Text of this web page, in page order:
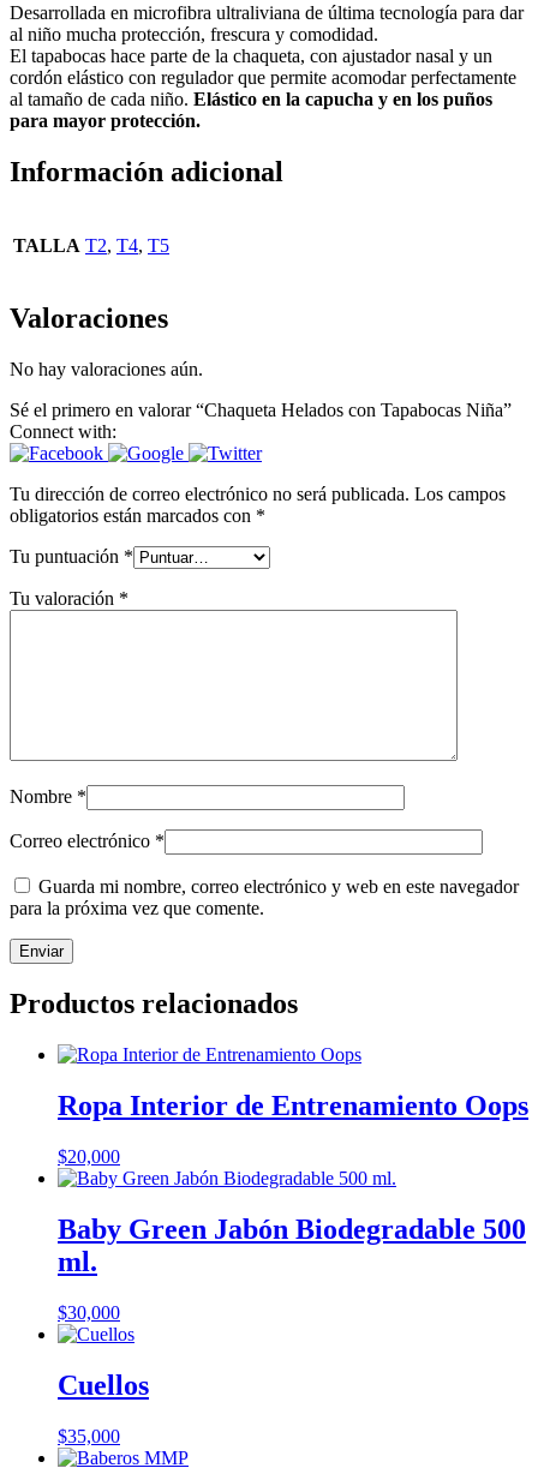
Desarrollada en microfibra ultraliviana de última tecnología para dar
al niño mucha protección, frescura y comodidad.
El tapabocas hace parte de la chaqueta, con ajustador nasal y un
cordón elástico con regulador que permite acomodar perfectamente
al tamaño de cada niño. Elástico en la capucha y en los puños
para mayor protección.
Información adicional
TALLA T2, T4, T5
Valoraciones
No hay valoraciones aún.
Sé el primero en valorar “Chaqueta Helados con Tapabocas Niña”
Connect with:
Tu dirección de correo electrónico no será publicada. Los campos
obligatorios están marcados con *
Tu puntuación *
Tu valoración *
Nombre *
Correo electrónico *
Guarda mi nombre, correo electrónico y web en este navegador
para la próxima vez que comente.
Productos relacionados
Ropa Interior de Entrenamiento Oops
$20,000
Baby Green Jabón Biodegradable 500
ml.
$30,000
Cuellos
$35,000